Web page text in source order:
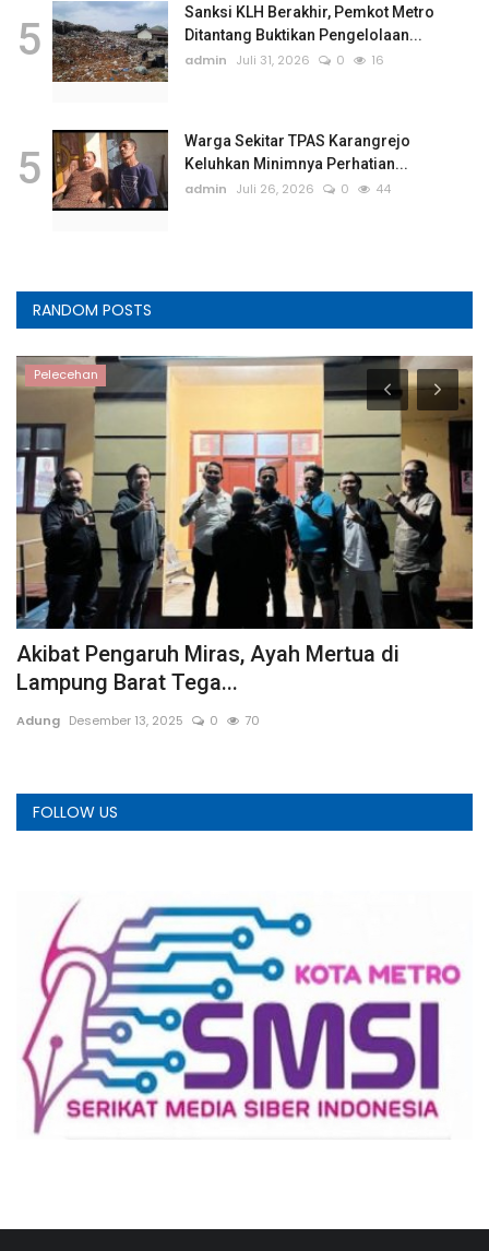
5
Sanksi KLH Berakhir, Pemkot Metro
Ditantang Buktikan Pengelolaan...
admin
Juli 31, 2026 0 16
5
Warga Sekitar TPAS Karangrejo
Keluhkan Minimnya Perhatian...
admin
Juli 26, 2026 0 44
RANDOM POSTS
Pelecehan
Akibat Pengaruh Miras, Ayah Mertua di
Lampung Barat Tega...
Adung Desember 13, 2025 0 70
FOLLOW US